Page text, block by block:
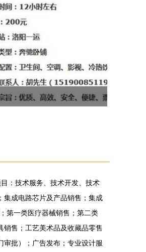
：技术服务、技术开发、技术
集成电路芯片及产品销售；集成
第一类医疗器械销售；第二类
销售；工艺美术品及收藏品零售
审批）；广告发布；专业设计服